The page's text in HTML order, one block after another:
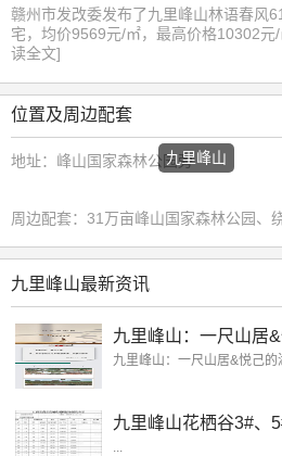
赣州市发改委发布了九里峰山林语春风
宅，均价9569元/㎡，最高价格10302元
读全文]
位置及周边配套
地址： 峰山国家森林公园旁九里峰山
周边配套： 31万亩峰山国家森林公园、
九里峰山最新资讯
九里峰山：一尺山居
九里峰山：一尺山居&悦己
...